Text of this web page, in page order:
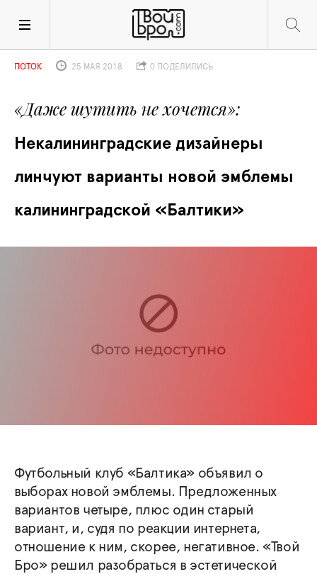
«Даже шутить не хочется»
Некалининградские дизайнеры
линчуют варианты новой эмблемы
калининградской «Балтики»
ПОТОК 25 МАЯ 2018 0 ПОДЕЛИЛИСЬ
Футбольный клуб «Балтика» объявил о
выборах новой эмблемы. Предложенных
вариантов четыре, плюс один старый
вариант, и, судя по реакции интернета,
отношение к ним, скорее, негативное. «Твой
Бро» решил разобраться в эстетической